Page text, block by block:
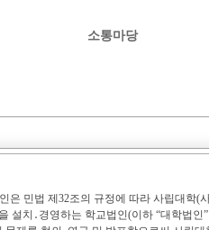
소통마당
은 민법 제 32조의 규정에 따라 사립대학(
을 설치 ․ 경영하는 학교법인(이하 “대학법인”